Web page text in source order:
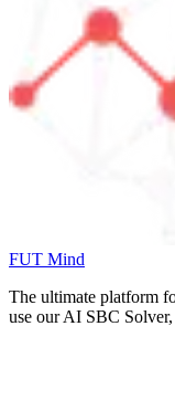
FUT Mind
The ultimate platform
use our AI SBC